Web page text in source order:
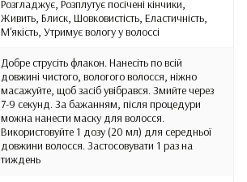
Розгладжує, Розплутує посічені кінчики,
Живить, Блиск, Шовковистість, Еластичність,
М'якість, Утримує вологу у волоссі
Добре струсіть флакон. Нанесіть по всій
довжині чистого, вологого волосся, ніжно
масажуйте, щоб засіб увібрався. Змийте через
7-9 секунд. За бажанням, після процедури
можна нанести маску для волосся.
Використовуйте 1 дозу (20 мл) для середньої
довжини волосся. Застосовувати 1 раз на
тиждень